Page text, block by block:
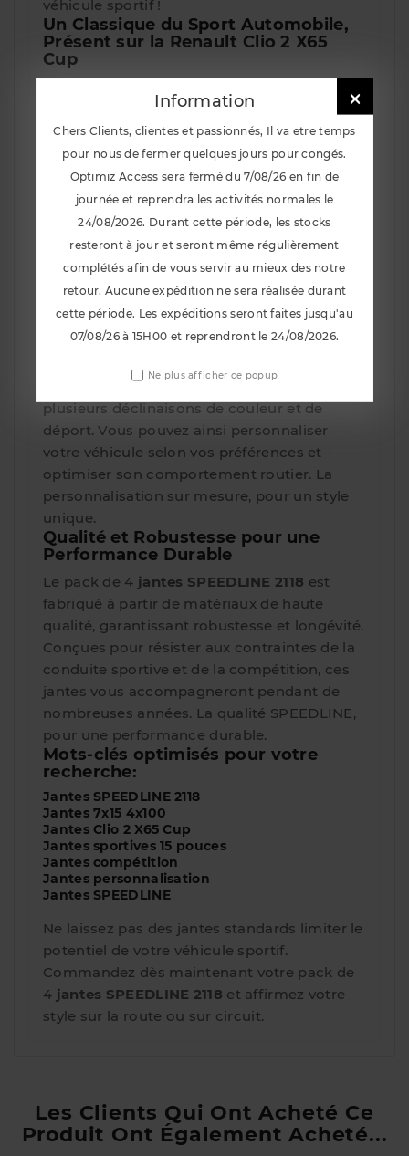
véhicule sportif !
Un Classique du Sport Automobile,
Présent sur la Renault Clio 2 X65
Cup
incontournable du sport automobile.
Présentes sur la mythiqueRenault Clio 2
X65 Cup, ces jantes en 7x15, entraxe 4x100,
offrent un look sportif et des performances
exceptionnelles. Leur design iconique et leur
robustesse en font un choix idéal pour les
passionnés de conduite sportive. Le look
emblématique, pour une performance
affirmée.
Disponibles en Plusieurs
Déclinaisons de Couleur et de
Déport
SPEEDLINE 2118
sont disponibles en
plusieurs déclinaisons de couleur et de
déport. Vous pouvez ainsi personnaliser
votre véhicule selon vos préférences et
optimiser son comportement routier. La
personnalisation sur mesure, pour un style
unique.
Qualité et Robustesse pour une
Performance Durable
Le pack de 4 jantes SPEEDLINE 2118 est
fabriqué à partir de matériaux de haute
qualité, garantissant robustesse et longévité.
Conçues pour résister aux contraintes de la
conduite sportive et de la compétition, ces
jantes vous accompagneront pendant de
nombreuses années. La qualité SPEEDLINE,
pour une performance durable.
Mots-clés optimisés pour votre
recherche:
Jantes SPEEDLINE 2118
Jantes 7x15 4x100
Jantes Clio 2 X65 Cup
Jantes sportives 15 pouces
Jantes compétition
Jantes personnalisation
Jantes SPEEDLINE
Ne laissez pas des jantes standards limiter le
potentiel de votre véhicule sportif.
Commandez dès maintenant votre pack de
4 jantes SPEEDLINE 2118 et affirmez votre
style sur la route ou sur circuit.
Les Clients Qui Ont Acheté Ce
Produit Ont Également Acheté...

Information
Chers Clients, clientes et passionnés, Il va etre temps
pour nous de fermer quelques jours pour congés.
Optimiz Access sera fermé du 7/08/26 en fin de
journée et reprendra les activités normales le
24/08/2026. Durant cette période, les stocks
resteront à jour et seront même régulièrement
complétés afin de vous servir au mieux des notre
retour. Aucune expédition ne sera réalisée durant
cette période. Les expéditions seront faites jusqu'au
07/08/26 à 15H00 et reprendront le 24/08/2026.
Ne plus afficher ce popup